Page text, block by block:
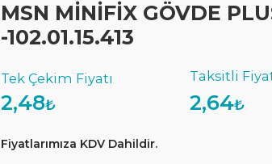
MSN MİNİFİX GÖVDE
-102.01.15.413
2,48₺ 2,64₺
Fiyatlarımıza KDV Dahildir.